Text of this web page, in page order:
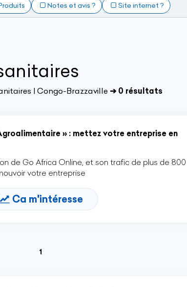
Notes et avis ? Site internet ?
| Congo-Brazzaville ➔ 0 résultats
» : mettez votre entreprise en
de Go Africa Online, et son trafic de plus de 800
votre entreprise
Ca m'intéresse
1(current)